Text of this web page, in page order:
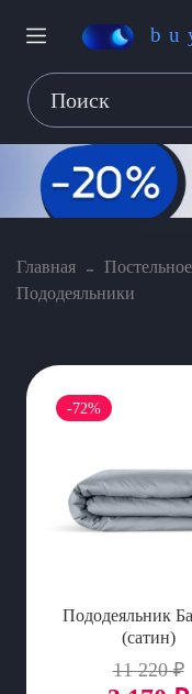
Главная
Пододеяльники
-72%
Пододеяльник
(сатин)
11 220 ₽